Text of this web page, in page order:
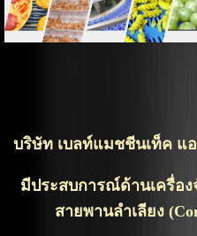
บริษัท เบลท์แมชชีนเท็ค แ
มีประสบการณ์ด้านเครื่อ
สายพานลำเลียง